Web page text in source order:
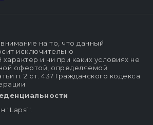
на то, что данный
исключительно
и ни при каких условиях не
офертой, определяемой
п. 2 ст. 437 Гражданского кодекса
"Lapsi".